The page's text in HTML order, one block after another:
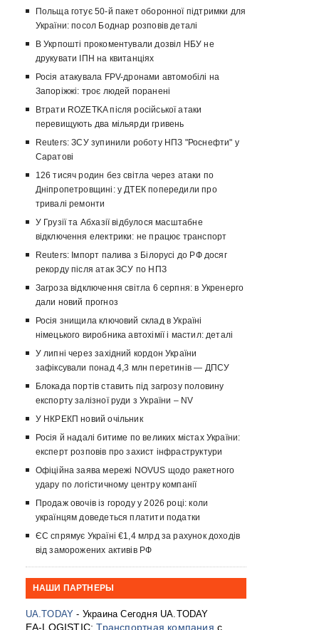
Польща готує 50-й пакет оборонної підтримки для
України: посол Боднар розповів деталі
В Укрпошті прокоментували дозвіл НБУ не
друкувати ІПН на квитанціях
Росія атакувала FPV-дронами автомобілі на
Запоріжжі: троє людей поранені
Втрати ROZETKA після російської атаки
перевищують два мільярди гривень
Reuters: ЗСУ зупинили роботу НПЗ "Роснефти" у
Саратові
126 тисяч родин без світла через атаки по
Дніпропетровщині: у ДТЕК попередили про
тривалі ремонти
У Грузії та Абхазії відбулося масштабне
відключення електрики: не працює транспорт
Reuters: Імпорт палива з Білорусі до РФ досяг
рекорду після атак ЗСУ по НПЗ
Загроза відключення світла 6 серпня: в Укренерго
дали новий прогноз
Росія знищила ключовий склад в Україні
німецького виробника автохімії і мастил: деталі
У липні через західний кордон України
зафіксували понад 4,3 млн перетинів — ДПСУ
Блокада портів ставить під загрозу половину
експорту залізної руди з України – NV
У НКРЕКП новий очільник
Росія й надалі битиме по великих містах України:
експерт розповів про захист інфраструктури
Офіційна заява мережі NOVUS щодо ракетного
удару по логістичному центру компанії
Продаж овочів із городу у 2026 році: коли
українцям доведеться платити податки
ЄС спрямує Україні €1,4 млрд за рахунок доходів
від заморожених активів РФ
НАШИ ПАРТНЕРЫ
UA.TODAY - Украина Сегодня UA.TODAY
EA-LOGISTIC:Транспортная компания с